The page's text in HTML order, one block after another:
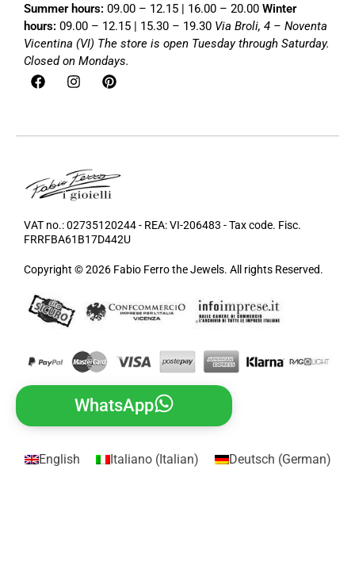
Summer hours: 09.00 – 12.15 | 16.00 – 20.00 Winter
hours: 09.00 – 12.15 | 15.30 – 19.30 Via Broli, 4 – Noventa
Vicentina (VI) The store is open Tuesday through Saturday.
Closed on Mondays.
VAT no.: 02735120244 - REA: VI-206483 - Tax code. Fisc.
FRRFBA61B17D442U
Copyright © 2026 Fabio Ferro the Jewels. All rights Reserved.
WhatsApp
English Italiano(Italian) Deutsch (German)